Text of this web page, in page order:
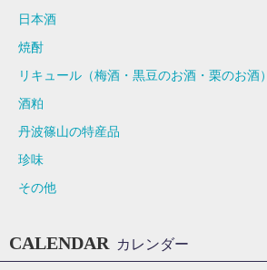
日本酒
焼酎
リキュール（梅酒・黒豆のお酒・栗のお酒）
酒粕
丹波篠山の特産品
珍味
その他
CALENDAR カレンダー